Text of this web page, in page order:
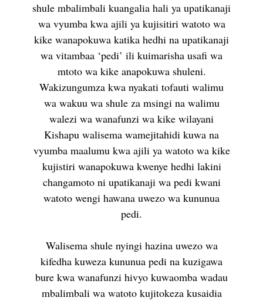
shule mbalimbali kuangalia hali ya upatikanaji
wa vyumba kwa ajili ya kujisitiri watoto wa
kike wanapokuwa katika hedhi na upatikanaji
wa vitambaa ‘pedi’ ili kuimarisha usafi wa
mtoto wa kike anapokuwa shuleni.
Wakizungumza kwa nyakati tofauti walimu
wa wakuu wa shule za msingi na walimu
walezi wa wanafunzi wa kike wilayani
Kishapu walisema wamejitahidi kuwa na
vyumba maalumu kwa ajili ya watoto wa kike
kujistiri wanapokuwa kwenye hedhi lakini
changamoto ni upatikanaji wa pedi kwani
watoto wengi hawana uwezo wa kununua
pedi.
Walisema shule nyingi hazina uwezo wa
kifedha kuweza kununua pedi na kuzigawa
bure kwa wanafunzi hivyo kuwaomba wadau
mbalimbali wa watoto kujitokeza kusaidia